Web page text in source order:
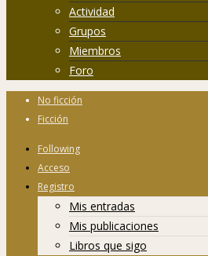
Actividad
Grupos
Miembros
Foro
No ficción
Ficción
Following
Acceso
Registro
Mis entradas
Mis publicaciones
Libros que sigo